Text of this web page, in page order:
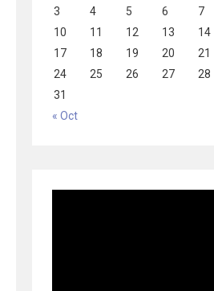
3
4 5 6 7
10
11 12 13 14
17
18 19 20 21
24
25 26 27 28
31
« Oct